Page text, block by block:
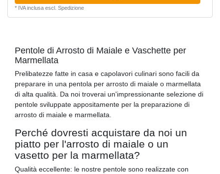
* IVA inclusaescl. Spedizione
Pentole di Arrosto di Maiale e Vaschette per
Marmellata
Prelibatezze fatte in casa e capolavori culinari sono facili da
preparare in una pentola per arrosto di maiale o marmellata
di alta qualità. Da noi troverai un'impressionante selezione di
pentole sviluppate appositamente per la preparazione di
arrosto di maiale e marmellata.
Perché dovresti acquistare da noi un
piatto per l'arrosto di maiale o un
vasetto per la marmellata?
Qualità eccellente: le nostre pentole sono realizzate con